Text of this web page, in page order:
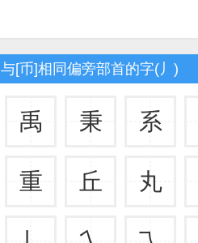
与[币]相同偏旁部首的字(丿)
禹 秉 系
重 丘 丸